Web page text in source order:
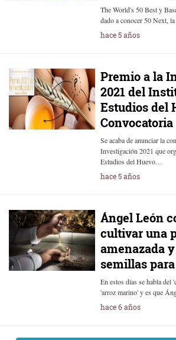
The World's 50 Best y
dado a conocer 50 Next,
hace 5 años
Premio a la
2021 del
Estudios del
Convocatoria
Se acaba de anunciar la
Investigación 2021 que
Estudios del Huevo…
hace 5 años
Ángel León
cultivar una
amenazada
semillas
En estos días se habla del
'arroz marino' y es que
hace 6 años